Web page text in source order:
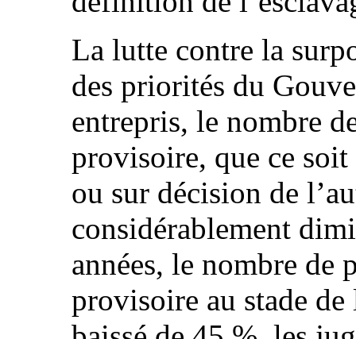
La lutte contre la
des priorités du
entrepris, le nombre
provisoire, que ce
ou sur décision de
considérablement
années, le nombre de
provisoire au stade